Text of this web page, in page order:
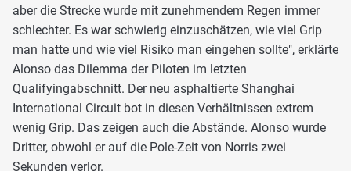
aber die Strecke wurde mit zunehmendem Regen immer
schlechter. Es war schwierig einzuschätzen, wie viel Grip
man hatte und wie viel Risiko man eingehen sollte", erklärte
Alonso das Dilemma der Piloten im letzten
Qualifyingabschnitt. Der neu asphaltierte Shanghai
International Circuit bot in diesen Verhältnissen extrem
wenig Grip. Das zeigen auch die Abstände. Alonso wurde
Dritter, obwohl er auf die Pole-Zeit von Norris zwei
Sekunden verlor.